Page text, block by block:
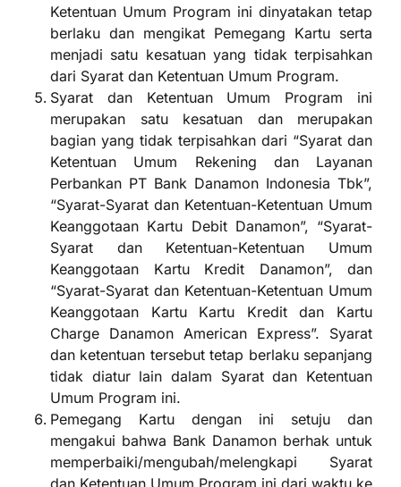
Ketentuan Umum Program ini dinyatakan tetap
berlaku dan mengikat Pemegang Kartu serta
menjadi satu kesatuan yang tidak terpisahkan
dari Syarat dan Ketentuan Umum Program.
Syarat dan Ketentuan Umum Program ini
merupakan satu kesatuan dan merupakan
bagian yang tidak terpisahkan dari “Syarat dan
Ketentuan Umum Rekening dan Layanan
Perbankan PT Bank Danamon Indonesia Tbk”,
“Syarat-Syarat dan Ketentuan-Ketentuan Umum
Keanggotaan Kartu Debit Danamon”, “Syarat-
Syarat dan Ketentuan-Ketentuan Umum
Keanggotaan Kartu Kredit Danamon”, dan
“Syarat-Syarat dan Ketentuan-Ketentuan Umum
Keanggotaan Kartu Kartu Kredit dan Kartu
Charge Danamon American Express”. Syarat
dan ketentuan tersebut tetap berlaku sepanjang
tidak diatur lain dalam Syarat dan Ketentuan
Umum Program ini.
Pemegang Kartu dengan ini setuju dan
mengakui bahwa Bank Danamon berhak untuk
memperbaiki/mengubah/melengkapi Syarat
dan Ketentuan Umum Program ini dari waktu ke